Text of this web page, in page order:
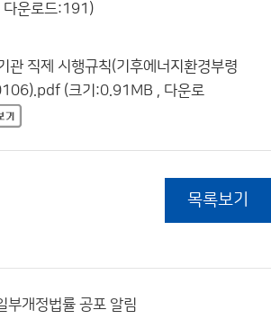
운로드:191)
관 직제 시행규칙(기후에너지환경부령
(크기:0.91MB , 다운로
목록보기
일부개정법률 공포 알림